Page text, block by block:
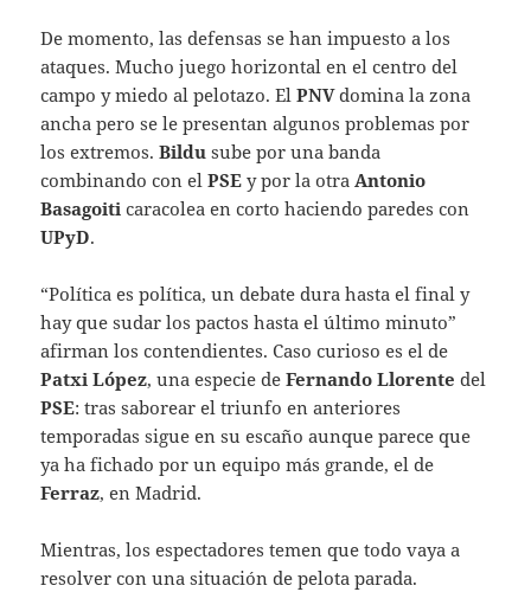
De momento, las defensas se han impuesto a los
ataques. Mucho juego horizontal en el centro del
campo y miedo al pelotazo. ElPNVdomina la zona
ancha pero se le presentan algunos problemas por
los extremos.Bildu sube por una banda
combinando con elPSEy por la otraAntonio
Basagoiticaracolea en corto haciendo paredes con
UPyD.
“Política es política, un debate dura hasta el final y
hay que sudar los pactos hasta el último minuto”
afirman los contendientes. Caso curioso es el de
Patxi López, una especie deFernando Llorente del
PSE: tras saborear el triunfo en anteriores
temporadas sigue en su escaño aunque parece que
ya ha fichado por un equipo más grande, el de
Ferraz, en Madrid.
Mientras, los espectadores temen que todo vaya a
resolver con una situación de pelota parada.